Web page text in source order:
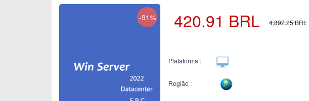
-91% 420.91 BRL 4,892.25BRL
Plataforma :
Região :